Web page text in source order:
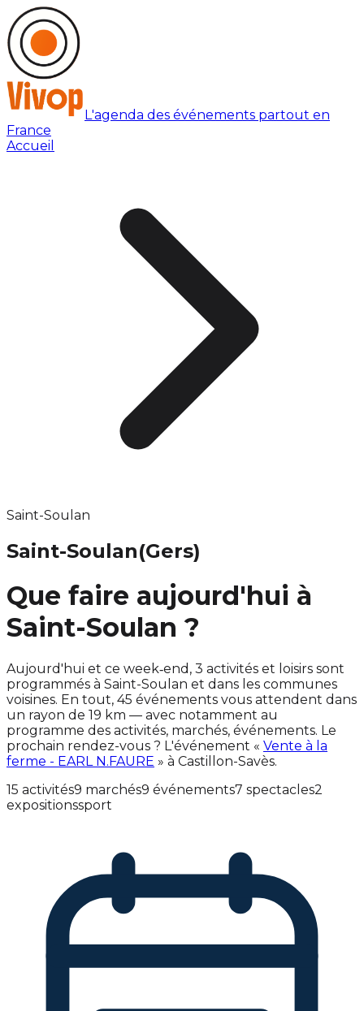
L'agenda des événements partout en
France
Accueil
Saint-Soulan
Saint-Soulan(Gers)
Que faire aujourd'hui à
Saint-Soulan ?
Aujourd'hui et ce week‑end, 3 activités et loisirs sont
programmés à Saint-Soulan et dans les communes
voisines. En tout, 45 événements vous attendent dans
un rayon de 19 km — avec notamment au
programme des activités, marchés, événements. Le
prochain rendez-vous ? L'événement « Vente à la
ferme - EARL N.FAURE » à Castillon-Savès.
15 activités9 marchés9 événements7 spectacles2
expositionssport